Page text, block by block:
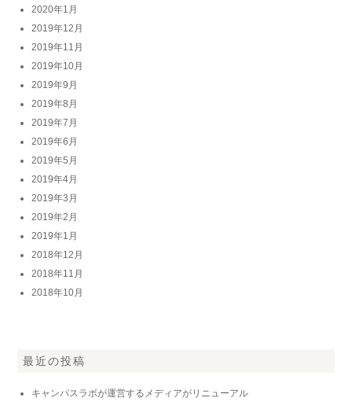
2020年1月
2019年12月
2019年11月
2019年10月
2019年9月
2019年8月
2019年7月
2019年6月
2019年5月
2019年4月
2019年3月
2019年2月
2019年1月
2018年12月
2018年11月
2018年10月
最近の投稿
キャンパスラボが運営するメディアがリニューアル